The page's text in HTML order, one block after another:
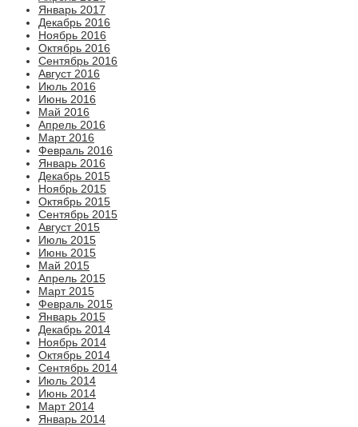
Январь 2017
Декабрь 2016
Ноябрь 2016
Октябрь 2016
Сентябрь 2016
Август 2016
Июль 2016
Июнь 2016
Май 2016
Апрель 2016
Март 2016
Февраль 2016
Январь 2016
Декабрь 2015
Ноябрь 2015
Октябрь 2015
Сентябрь 2015
Август 2015
Июль 2015
Июнь 2015
Май 2015
Апрель 2015
Март 2015
Февраль 2015
Январь 2015
Декабрь 2014
Ноябрь 2014
Октябрь 2014
Сентябрь 2014
Июль 2014
Июнь 2014
Март 2014
Январь 2014